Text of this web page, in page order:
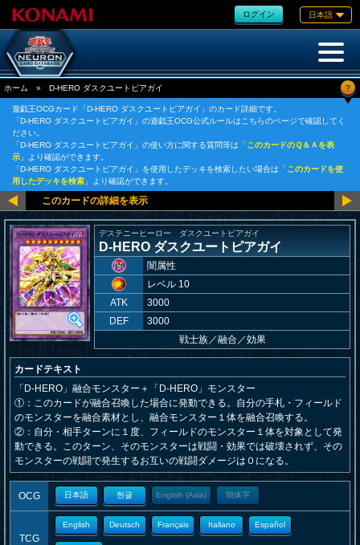
ログイン 日本語
ホーム » D-HERO ダスクユートピアガイ ?
遊戯王OCGカード「D-HERO ダスクユートピアガイ」のカード詳細です。
「D-HERO ダスクユートピアガイ」の遊戯王OCG公式ルールはこちらのページで確認してく
ださい。
「D-HERO ダスクユートピアガイ」の使い方に関する質問等は「このカードのＱ＆Ａを表
示 」より確認ができます。
「D-HERO ダスクユートピアガイ」を使用したデッキを検索したい場合は「このカードを使
用したデッキを検索 」より確認ができます。
デステニーヒーロー ダスクユートピアガイ
D-HERO ダスクユートピアガイ
闇属性
レベル 10
ATK
3000
DEF
3000
戦士族／融合／効果
カードテキスト
「D-HERO」融合モンスター＋「D-HERO」モンスター
①：このカードが融合召喚した場合に発動できる。自分の手札・フィールド
のモンスターを融合素材とし、融合モンスター１体を融合召喚する。
②：自分・相手ターンに１度、フィールドのモンスター１体を対象として発
動できる。このターン、そのモンスターは戦闘・効果では破壊されず、その
モンスターの戦闘で発生するお互いの戦闘ダメージは０になる。
OCG 日本語 한글 English (Asia) 簡体字
TCG
English Deutsch Français Italiano Español